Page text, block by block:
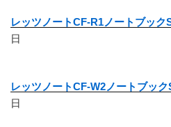
レッツノートCF-R1ノートブック
日
レッツノートCF-W2ノートブッ
日